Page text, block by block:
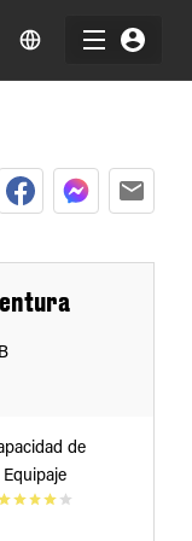
de
Equipaje